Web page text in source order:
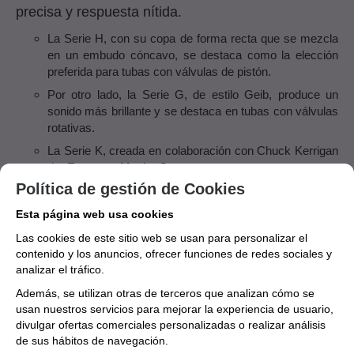
precisa y respuesta nítida.
La Serie H, con su copa de forma recta que se mezcla
en un embudo cóncavo, se destaca como la elección
preferida para tubas con válvulas de pistón.
Por otro lado, la Serie G, de estilo Geib, produce un
sonido más brillante y se destaca en tubas con válvulas
rotativas.
La Serie K, creada en colaboración con Chuck Kerrigan
de Eastman Music Company, representa un avance
significativo en el desarrollo de boquillas para tuba en
Las Series F y B ofrecen opciones más profundas,
ideales para tubas CC 6/4 o contrabajo, añadiendo una
riqueza tonal a las interpretaciones en el registro bajo.
superficial, se adapta especialmente bien a solos en
tubas en Mi bemol y Fa, destacándose en el escenario
de recitales y sobre conjuntos.
Política de gestión de Cookies
Esta página web usa cookies
Las cookies de este sitio web se usan para personalizar el
contenido y los anuncios, ofrecer funciones de redes sociales y
analizar el tráfico.
Además, se utilizan otras de terceros que analizan cómo se
usan nuestros servicios para mejorar la experiencia de usuario,
divulgar ofertas comerciales personalizadas o realizar análisis
de sus hábitos de navegación.